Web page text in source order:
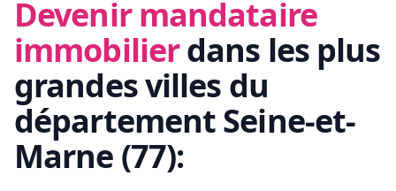
Devenir mandataire
immobilierdans les plus
grandes villes du
départementSeine-et-
Marne (77):